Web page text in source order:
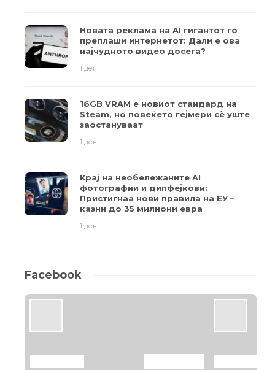
Новата реклама на AI гигантот го
преплаши интернетот: Дали е ова
најчудното видео досега?
1 ден
16GB VRAM е новиот стандард на
Steam, но повеќето гејмери ​​сè уште
заостануваат
1 ден
Крај на необележаните AI
фотографии и дипфејкови:
Пристигнаа нови правила на ЕУ –
казни до 35 милиони евра
1 ден
Facebook